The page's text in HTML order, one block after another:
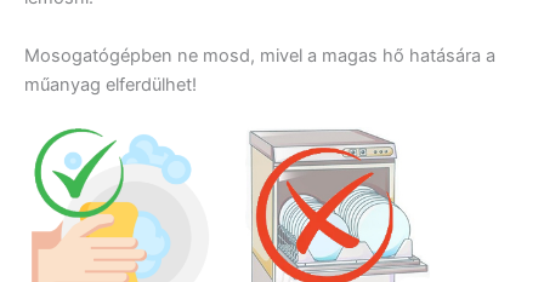
Mosogatógépben ne mosd, mivel a magas hő hatására a
műanyag elferdülhet!